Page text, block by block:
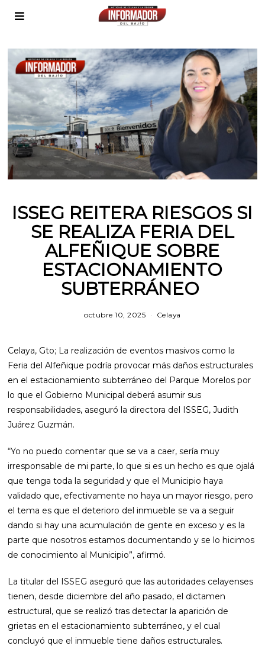
ISSEG REITERA RIESGOS SI
SE REALIZA FERIA DEL
ALFEÑIQUE SOBRE
ESTACIONAMIENTO
SUBTERRÁNEO
octubre 10, 2025 m
o
1
,
0
2
Celaya
Celaya, Gto; La realización de eventos masivos como la
Feria del Alfeñique podría provocar más daños estructurales
en el estacionamiento subterráneo del Parque Morelos por
lo que el Gobierno Municipal deberá asumir sus
responsabilidades, aseguró la directora del ISSEG, Judith
Juárez Guzmán.
“Yo no puedo comentar que se va a caer, sería muy
irresponsable de mi parte, lo que si es un hecho es que ojalá
que tenga toda la seguridad y que el Municipio haya
validado que, efectivamente no haya un mayor riesgo, pero
el tema es que el deterioro del inmueble se va a seguir
dando si hay una acumulación de gente en exceso y es la
parte que nosotros estamos documentando y se lo hicimos
de conocimiento al Municipio”, afirmó.
La titular del ISSEG aseguró que las autoridades celayenses
tienen, desde diciembre del año pasado, el dictamen
estructural, que se realizó tras detectar la aparición de
grietas en el estacionamiento subterráneo, y el cual
concluyó que el inmueble tiene daños estructurales.